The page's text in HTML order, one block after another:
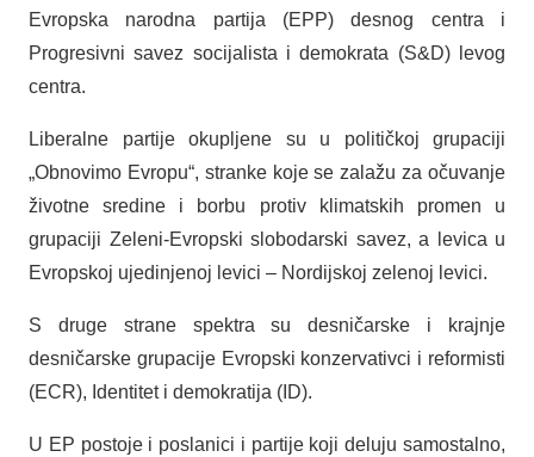
Evropska narodna partija (EPP) desnog centra i
Progresivni savez socijalista i demokrata (S&D) levog
centra.
Liberalne partije okupljene su u političkoj grupaciji
„Obnovimo Evropu“, stranke koje se zalažu za očuvanje
životne sredine i borbu protiv klimatskih promen u
grupaciji Zeleni-Evropski slobodarski savez, a levica u
Evropskoj ujedinjenoj levici – Nordijskoj zelenoj levici.
S druge strane spektra su desničarske i krajnje
desničarske grupacije Evropski konzervativci i reformisti
(ECR), Identitet i demokratija (ID).
U EP postoje i poslanici i partije koji deluju samostalno,